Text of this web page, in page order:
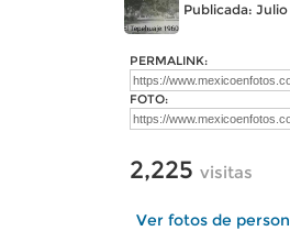
Publicada: Julio
PERMALINK:
FOTO:
2,225 visitas
Ver fotos de